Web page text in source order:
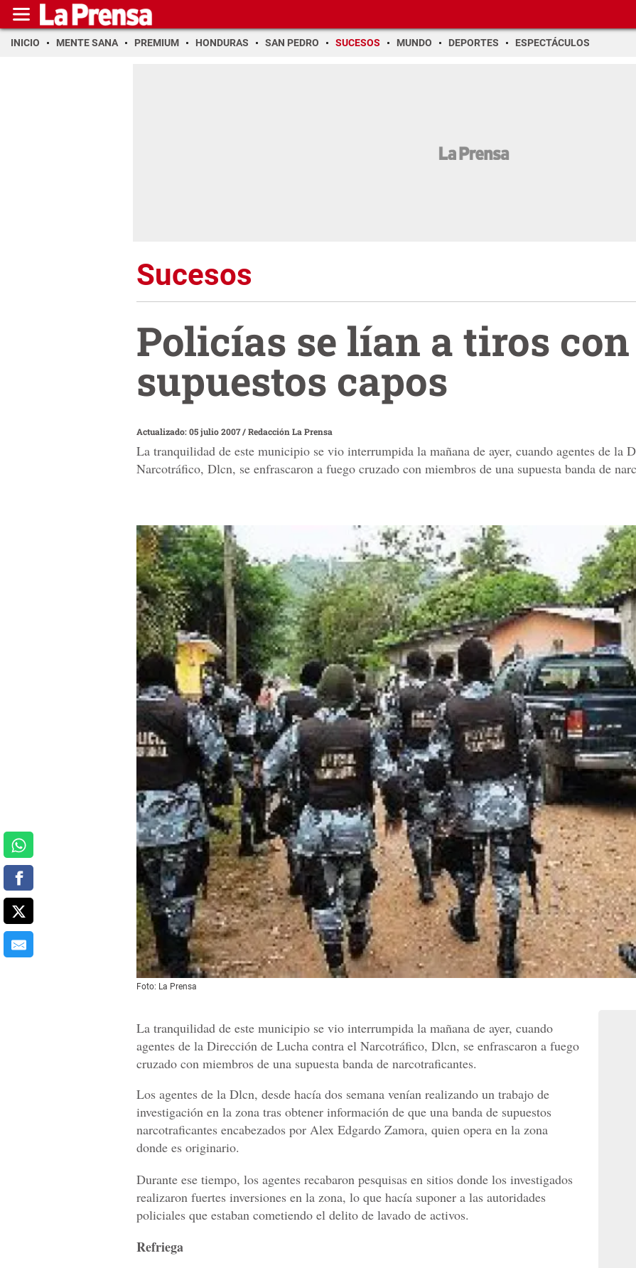
INICIO MENTE SANA PREMIUM HONDURAS SAN PEDRO SUCESOS MUNDO DEPORTES ESPECTÁCULOS
Sucesos
Policías se lían a tiros con
supuestos capos
Actualizado: 05 julio 2007/Redacción La Prensa
La tranquilidad de este municipio se vio interrumpida la mañana de ayer, cuando agentes de la
Narcotráfico, Dlcn, se enfrascaron a fuego cruzado con miembros de una supuesta banda de
Foto: La Prensa
La tranquilidad de este municipio se vio interrumpida la mañana de ayer, cuando
agentes de la Dirección de Lucha contra el Narcotráfico, Dlcn, se enfrascaron a fuego
cruzado con miembros de una supuesta banda de narcotraficantes.
Los agentes de la Dlcn, desde hacía dos semana venían realizando un trabajo de
investigación en la zona tras obtener información de que una banda de supuestos
narcotraficantes encabezados por Alex Edgardo Zamora, quien opera en la zona
donde es originario.
Durante ese tiempo, los agentes recabaron pesquisas en sitios donde los investigados
realizaron fuertes inversiones en la zona, lo que hacía suponer a las autoridades
policiales que estaban cometiendo el delito de lavado de activos.
Refriega